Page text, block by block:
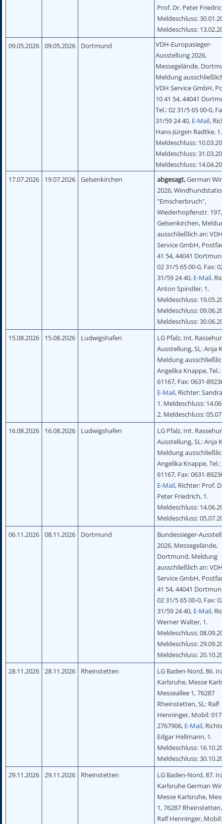
Prof. Dr. Peter
Meldeschluss:
Meldeschluss:
09.05.2026
09.05.2026 Dortmund
VDH-Europasieger-
Ausstellung 2026,
Messegelände,
Meldung
VDH Service GmbH,
10 41 54, 44041
Tel.: 02 31/5 65 00-0,
31/59 24 40, E-Mail,
Hans-Jürgen Radtke, 1.
Meldeschluss:
Meldeschluss:
Meldeschluss:
17.07.2026
19.07.2026 Gelsenkirchen abgesagt,German
2026,
"Emscherbruch",
Wiederhopfenstr.
Gelsenkirchen,
ausschließlich an:
Service GmbH,
41 54, 44041
02 31/5 65 00-0, Fax:
31/59 24 40, E-Mail,
Anton Spindler, 1.
Meldeschluss:
Meldeschluss:
Meldeschluss:
15.08.2026
15.08.2026 Ludwigshafen
LG Pfalz, Int.
Ausstellung, SL: Anja
Meldung
Angelika Knappe,
61167, Fax: 0631-
E-Mail, Richter:
1. Meldeschluss:
2. Meldeschluss:
16.08.2026
16.08.2026 Ludwigshafen
LG Pfalz, Int.
Ausstellung, SL: Anja
Meldung
Angelika Knappe,
61167, Fax: 0631-
E-Mail, Richter: Prof.
Peter Friedrich, 1.
Meldeschluss:
Meldeschluss:
06.11.2026
08.11.2026 Dortmund
Bundessieger-
2026, Messegelände,
Dortmund, Meldung
ausschließlich an:
Service GmbH,
41 54, 44041
02 31/5 65 00-0, Fax:
31/59 24 40, E-Mail,
Werner Walter, 1.
Meldeschluss:
Meldeschluss:
Meldeschluss:
28.11.2026
28.11.2026 Rheinstetten
LG Baden-Nord, 86.
Karlsruhe, Messe
Messeallee 1, 76287
Rheinstetten, SL: Ralf
Henninger, Mobil:
2767906, E-Mail,
Edgar Hellmann, 1.
Meldeschluss:
Meldeschluss:
29.11.2026
29.11.2026 Rheinstetten
LG Baden-Nord, 87.
Karlsruhe German
Messe Karlsruhe,
1, 76287
Ralf Henninger,